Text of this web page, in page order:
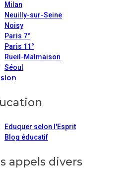
Milan
Neuilly-sur-Seine
Noisy
Paris 7°
Paris 11°
Rueil-Malmaison
Séoul
Eduquer selon l'Esprit
Blog éducatif
appels divers